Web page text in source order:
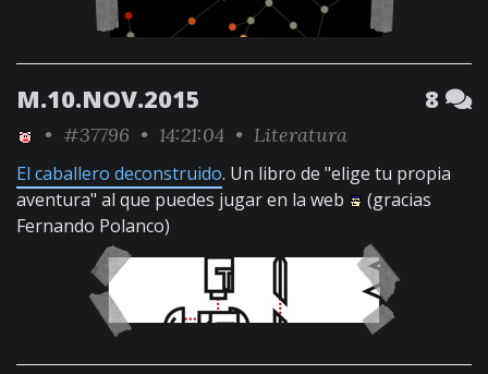
M.10.NOV.2015 8
• #37796 • 14:21:04 • Literatura
El caballero deconstruido. Un libro de "elige tu propia
aventura" al que puedes jugar en la web
(gracias
Fernando Polanco)